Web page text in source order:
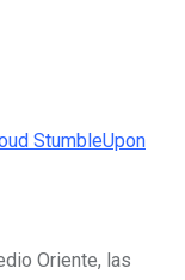
StumbleUpon
Oriente, las